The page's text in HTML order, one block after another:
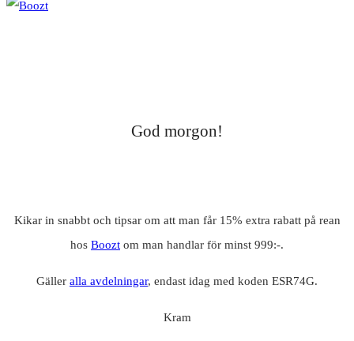
God morgon!
Kikar in snabbt och tipsar om att man får 15% extra rabatt på rean
hos Boozt om man handlar för minst 999:-.
Gäller alla avdelningar, endast idag med koden ESR74G.
Kram